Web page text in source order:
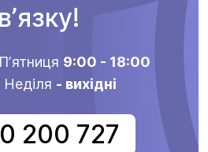
9:00 - 18:00
- вихідні
200 727